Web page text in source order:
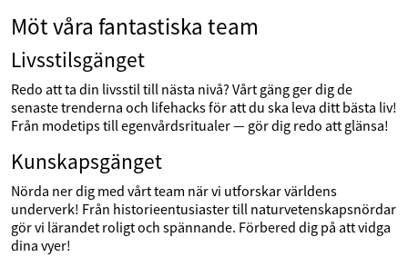
Möt våra fantastiska team
Livsstilsgänget
Redo att ta din livsstil till nästa nivå? Vårt gäng ger dig de
senaste trenderna och lifehacks för att du ska leva ditt bästa liv!
Från modetips till egenvårdsritualer — gör dig redo att glänsa!
Kunskapsgänget
Nörda ner dig med vårt team när vi utforskar världens
underverk! Från historieentusiaster till naturvetenskapsnördar
gör vi lärandet roligt och spännande. Förbered dig på att vidga
dina vyer!